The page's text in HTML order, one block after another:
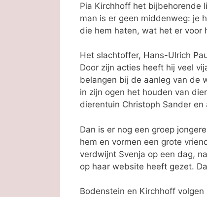
Pia Kirchhoff het bijbehorende
man is er geen middenweg: je
die hem haten, wat het er voor
Het slachtoffer, Hans-Ulrich
Door zijn acties heeft hij veel
belangen bij de aanleg van de
in zijn ogen het houden van
dierentuin Christoph Sander
Dan is er nog een groep
hem en vormen een grote
verdwijnt Svenja op een dag,
op haar website heeft gezet.
Bodenstein en Kirchhoff